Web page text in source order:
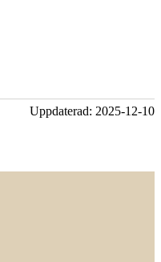
Uppdaterad: 2025-12-10